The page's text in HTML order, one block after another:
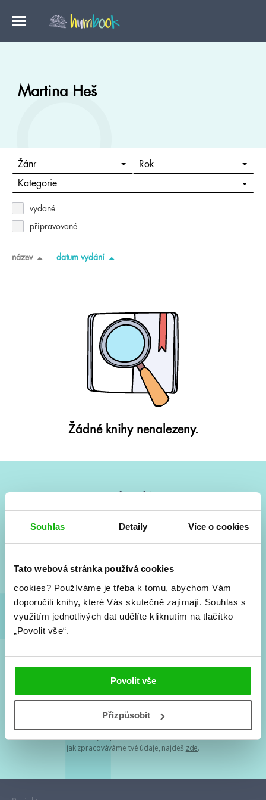
Souhlas Detaily Více o cookies
Tato webová stránka používá cookies
cookies? Používáme je třeba k tomu, abychom Vám
doporučili knihy, které Vás skutečně zajímají. Souhlas s
využitím jednotlivých dat udělíte kliknutím na tlačítko
„Povolit vše“.
Povolit vše
Přizpůsobit
Martina Heš
Žánr Rok
Kategorie
vydané
připravované
název datum vydání
Žádné knihy nenalezeny.
Vše kolem #youngadult každý měsíc rovnou do mailu!
a seriálové adaptace a další.
Souhlasím spodmínkami zpracování osobních údajů
Tvá e-mailová adresa je u nás v bezpečí. Přečti si
jak zpracováváme tvé údaje, najdeš zde.